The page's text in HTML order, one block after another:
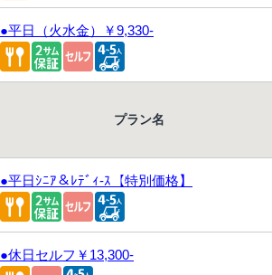
●平日（火水金）￥9,330-
プラン名
●平日ｼﾆｱ＆ﾚﾃﾞｨ-ｽ【特別価格】
●休日セルフ￥13,300-